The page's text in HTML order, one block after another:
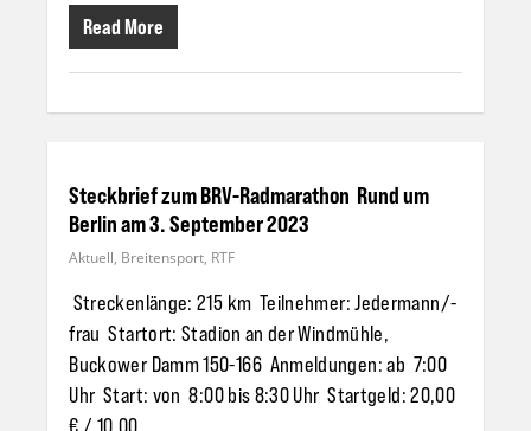
Read More
Steckbrief zum BRV-Radmarathon Rund um
Berlin am 3. September 2023
Aktuell, Breitensport, RTF
Streckenlänge: 215 km Teilnehmer: Jedermann/-
frau Startort: Stadion an der Windmühle,
Buckower Damm 150-166 Anmeldungen: ab 7:00
Uhr Start: von 8:00 bis 8:30 Uhr Startgeld: 20,00
€ / 10,00...